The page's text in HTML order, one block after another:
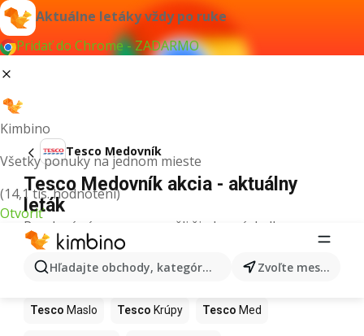
Aktuálne letáky vždy po ruke
Pridať do Chrome - ZADARMO
Kimbino
Všetky ponuky na jednom mieste
(14,1 tis. hodnotení)
Otvoriť
Hľadajte obchody, kategórie, produkty... Zvoľte mesto
Tesco Medovník
Tesco Medovník akcia - aktuálny
leták
Pre daný výraz sme nenašli žiadne výsledky.
Ďalšie produkty v obchodoch Tesco
Tesco Pizza Tesco Kiwi Mango
Tesco Maslo Tesco Krúpy Tesco Med